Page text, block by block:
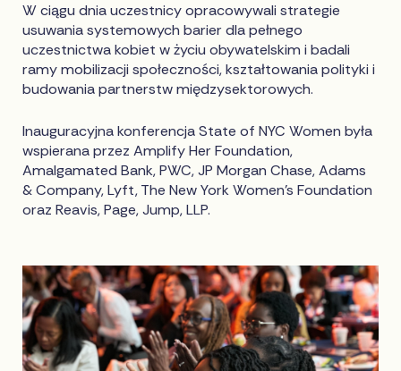
W ciągu dnia uczestnicy opracowywali strategie
usuwania systemowych barier dla pełnego
uczestnictwa kobiet w życiu obywatelskim i badali
ramy mobilizacji społeczności, kształtowania polityki i
budowania partnerstw międzysektorowych.
Inauguracyjna konferencja State of NYC Women była
wspierana przez Amplify Her Foundation,
Amalgamated Bank, PWC, JP Morgan Chase, Adams
& Company, Lyft, The New York Women's Foundation
oraz Reavis, Page, Jump, LLP.